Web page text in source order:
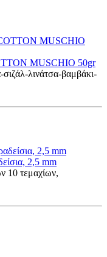
MUSCHIO 50gr
λινάτσα-βαμβάκι-
2,5 mm
10 τεμαχίων,